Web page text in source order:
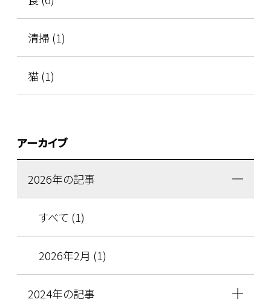
清掃 (1)
猫 (1)
アーカイブ
2026年の記事
すべて (1)
2026年2月 (1)
2024年の記事